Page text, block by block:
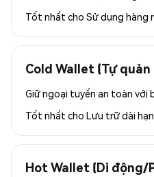
Tốt nhất cho Sử dụng hàng
Cold Wallet (Tự quản
Giữ ngoại tuyến an toàn với
Tốt nhất cho Lưu trữ dài hạn
Hot Wallet (Di động/